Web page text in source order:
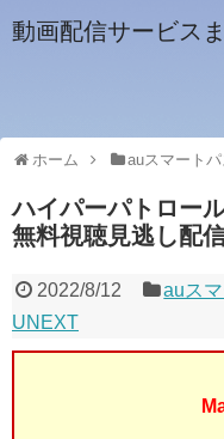
動画配信サービス
ホーム auスマート
ハイパーパトロー
無料視聴見逃し配
2022/8/12 auス
UNEXT